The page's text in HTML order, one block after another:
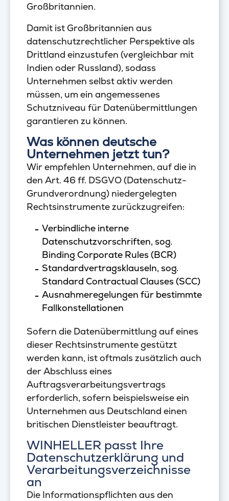
Großbritannien.
Damit ist Großbritannien aus
datenschutzrechtlicher Perspektive als
Drittland einzustufen (vergleichbar mit
Indien oder Russland), sodass
Unternehmen selbst aktiv werden
müssen, um ein angemessenes
Schutzniveau für Datenübermittlungen
garantieren zu können.
Was können deutsche
Unternehmen jetzt tun?
Wir empfehlen Unternehmen, auf die in
den Art. 46 ff. DSGVO (Datenschutz-
Grundverordnung) niedergelegten
Rechtsinstrumente zurückzugreifen:
Verbindliche interne
Datenschutzvorschriften, sog.
Binding Corporate Rules (BCR)
Standardvertragsklauseln, sog.
Standard Contractual Clauses (SCC)
Ausnahmeregelungen für bestimmte
Fallkonstellationen
Sofern die Datenübermittlung auf eines
dieser Rechtsinstrumente gestützt
werden kann, ist oftmals zusätzlich auch
der Abschluss eines
Auftragsverarbeitungsvertrags
erforderlich, sofern beispielsweise ein
Unternehmen aus Deutschland einen
britischen Dienstleister beauftragt.
WINHELLER passt Ihre
Datenschutzerklärung und
Verarbeitungsverzeichnisse
an
Die Informationspflichten aus den